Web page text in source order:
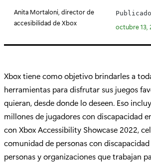
í
:
Anita Mortaloni, director de
accesibilidad de Xbox
Publicado
octubre 13,
Xbox tiene como objetivo brindarles a
herramientas para disfrutar sus juegos
quieran, desde donde lo deseen. Eso
millones de jugadores con discapacidad
con Xbox Accessibility Showcase 2022,
comunidad de personas con
personas y organizaciones que trabajan